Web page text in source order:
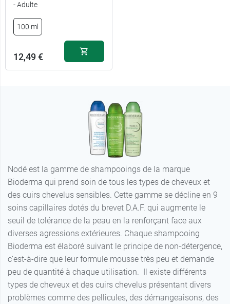
- Adulte
100 ml
12,49 €
Nodé est la gamme de shampooings de la marque
Bioderma qui prend soin de tous les types de cheveux et
des cuirs chevelus sensibles. Cette gamme se décline en 9
soins capillaires dotés du brevet D.A.F. qui augmente le
seuil de tolérance de la peau en la renforçant face aux
diverses agressions extérieures. Chaque shampooing
Bioderma est élaboré suivant le principe de non-détergence,
c’est-à-dire que leur formule mousse très peu et demande
peu de quantité à chaque utilisation. Il existe différents
types de cheveux et des cuirs chevelus présentant divers
problèmes comme des pellicules, des démangeaisons, des